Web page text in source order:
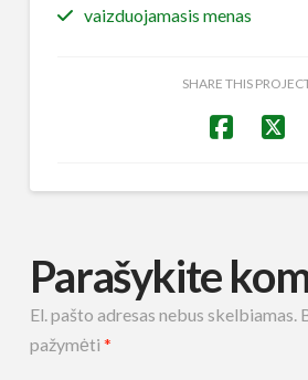
vaizduojamasis menas
SHARE THIS
Parašykite
El. pašto adresas nebus skelbiamas.
pažymėti *